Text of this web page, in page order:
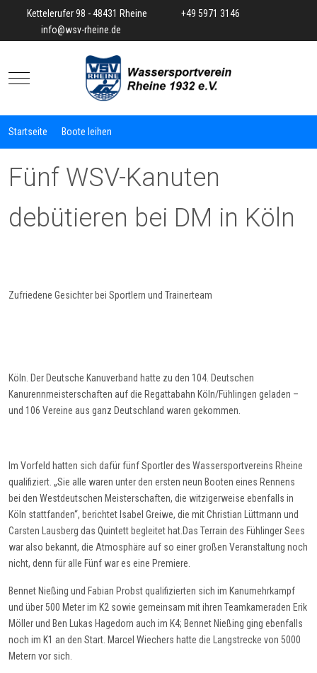
Kettelerufer 98 - 48431 Rheine
+49 5971 3146
info@wsv-rheine.de
Mobile Menu Toggle
Startseite Boote leihen
Fünf WSV-Kanuten
debütieren bei DM in Köln
Zufriedene Gesichter bei Sportlern und Trainerteam
Köln. Der Deutsche Kanuverband hatte zu den 104. Deutschen
Kanurennmeisterschaften auf die Regattabahn Köln/Fühlingen geladen –
und 106 Vereine aus ganz Deutschland waren gekommen.
Im Vorfeld hatten sich dafür fünf Sportler des Wassersportvereins Rheine
qualifiziert. „Sie alle waren unter den ersten neun Booten eines Rennens
bei den Westdeutschen Meisterschaften, die witzigerweise ebenfalls in
Köln stattfanden“, berichtet Isabel Greiwe, die mit Christian Lüttmann und
Carsten Lausberg das Quintett begleitet hat.Das Terrain des Fühlinger Sees
war also bekannt, die Atmosphäre auf so einer großen Veranstaltung noch
nicht, denn für alle Fünf war es eine Premiere.
Bennet Nießing und Fabian Probstqualifizierten sich im Kanumehrkampf
und über 500 Meterim K2 sowie gemeinsam mit ihren Teamkameraden Erik
Möller und Ben Lukas Hagedorn auch im K4; Bennet Nießing ging ebenfalls
noch im K1 an den Start. Marcel Wiechers hatte die Langstrecke von 5000
Metern vor sich.